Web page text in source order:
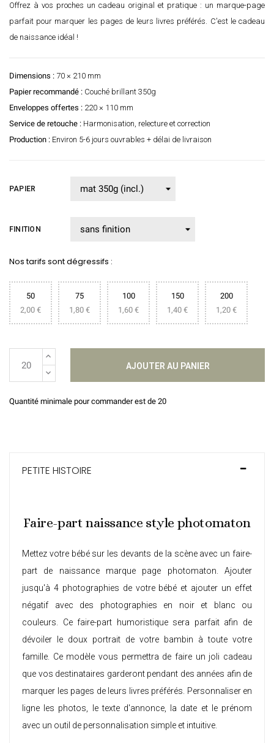
Offrez à vos proches un cadeau original et pratique : un marque-page
parfait pour marquer les pages de leurs livres préférés. C'est le cadeau
de naissance idéal !
Dimensions : 70 × 210 mm
Papier recommandé : Couché brillant 350g
Enveloppes offertes : 220 × 110 mm
Service de retouche : Harmonisation, relecture et correction
Production : Environ 5-6 jours ouvrables + délai de livraison
PAPIER
FINITION
Nos tarifs sont dégressifs :
50
2,00 €
75
1,80 €
100
1,60 €
150
1,40 €
200
1,20 €
AJOUTER AU PANIER
Quantité minimale pour commander est de 20
PETITE HISTOIRE
Faire-part naissance style photomaton
Mettez votre bébé sur les devants de la scène avec un faire-
part de naissance marque page photomaton. Ajouter
jusqu'à 4 photographies de votre bébé et ajouter un effet
négatif avec des photographies en noir et blanc ou
couleurs. Cefaire-part humoristiquesera parfait afin de
dévoiler le doux portrait de votre bambin à toute votre
famille. Ce modèle vous permettra de faire un joli cadeau
que vos destinataires garderont pendant des années afin de
marquer les pages de leurs livres préférés. Personnaliser en
ligne les photos, le texte d'annonce, la date et le prénom
avec un outil de personnalisation simple et intuitive.